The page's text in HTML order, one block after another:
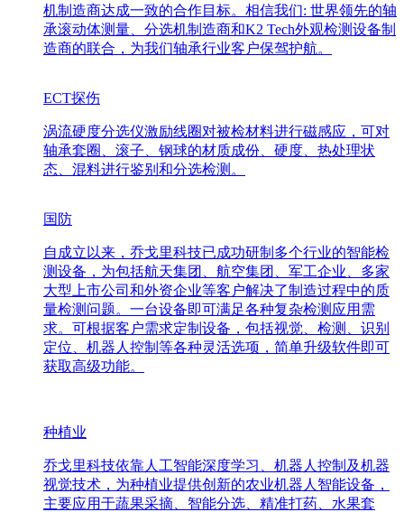
机制造商达成一致的合作目标。相信我们: 世界领先的轴
承滚动体测量、分选机制造商和K2 Tech外观检测设备制
造商的联合，为我们轴承行业客户保驾护航。
ECT探伤
涡流硬度分选仪激励线圈对被检材料进行磁感应，可对
轴承套圈、滚子、钢球的材质成份、硬度、热处理状
态、混料进行鉴别和分选检测。
国防
自成立以来，乔戈里科技已成功研制多个行业的智能检
测设备，为包括航天集团、航空集团、军工企业、多家
大型上市公司和外资企业等客户解决了制造过程中的质
量检测问题。一台设备即可满足各种复杂检测应用需
求。可根据客户需求定制设备，包括视觉、检测、识别
定位、机器人控制等各种灵活选项，简单升级软件即可
获取高级功能。
种植业
乔戈里科技依靠人工智能深度学习、机器人控制及机器
视觉技术，为种植业提供创新的农业机器人智能设备，
主要应用于蔬果采摘、智能分选、精准打药、水果套